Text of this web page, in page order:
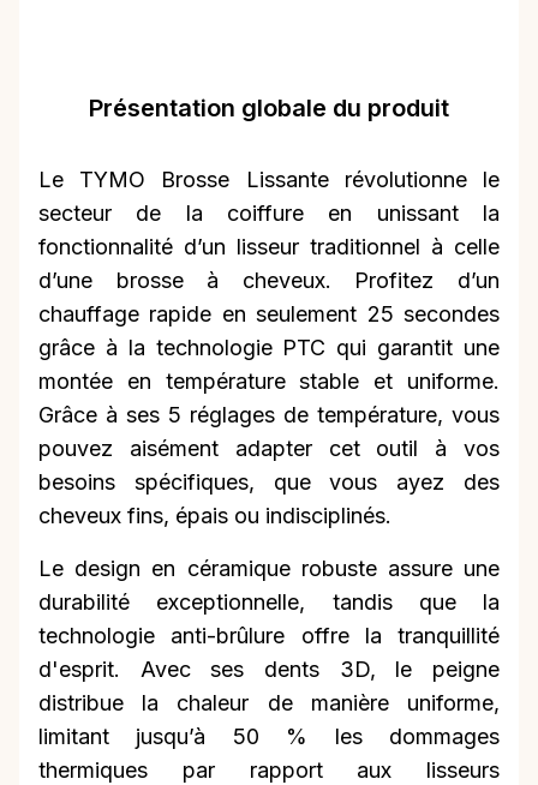
Présentation globale du produit
Le TYMO Brosse Lissante révolutionne le
secteur de la coiffure en unissant la
fonctionnalité d’un lisseur traditionnel à celle
d’une brosse à cheveux. Profitez d’un
chauffage rapide en seulement 25 secondes
grâce à la technologie PTC qui garantit une
montée en température stable et uniforme.
Grâce à ses 5 réglages de température, vous
pouvez aisément adapter cet outil à vos
besoins spécifiques, que vous ayez des
cheveux fins, épais ou indisciplinés.
Le design en céramique robuste assure une
durabilité exceptionnelle, tandis que la
technologie anti-brûlure offre la tranquillité
d'esprit. Avec ses dents 3D, le peigne
distribue la chaleur de manière uniforme,
limitant jusqu’à 50 % les dommages
thermiques par rapport aux lisseurs